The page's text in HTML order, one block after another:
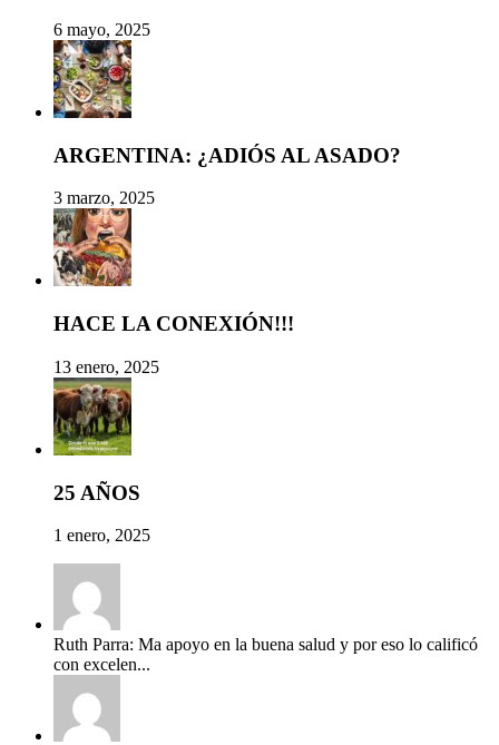
6 mayo, 2025
ARGENTINA: ¿ADIÓS AL ASADO?
3 marzo, 2025
HACE LA CONEXIÓN!!!
13 enero, 2025
25 AÑOS
1 enero, 2025
Ruth Parra: Ma apoyo en la buena salud y por eso lo calificó
con excelen...